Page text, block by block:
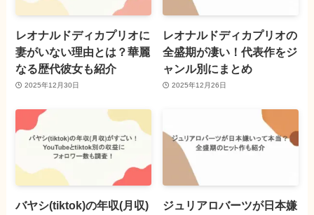
レオナルドディカプリオに
妻がいない理由とは？華麗
なる歴代彼女も紹介
2025年12月30日
レオナルドディカプリオの
全盛期が凄い！代表作をジ
ャンル別にまとめ
2025年12月26日
バヤシ(tiktok)の年収(月収)
ジュリアロバーツが日本嫌